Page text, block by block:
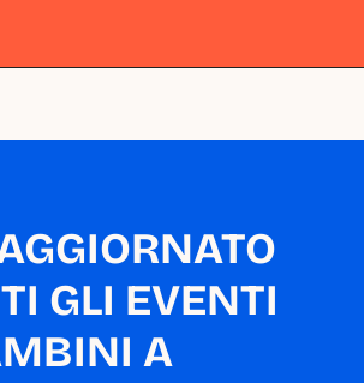
GLI EVENTI
A